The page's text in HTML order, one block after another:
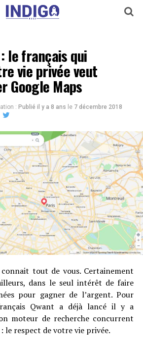
le français qui
vie privée veut
Google Maps
: Publié il y a 8 ans le 7 décembre 2018
tout de vous. Certainement
dans le seul intérêt de faire
pour gagner de l’argent. Pour
Qwant a déjà lancé il y a
moteur de recherche concurrent
le respect de votre vie privée.